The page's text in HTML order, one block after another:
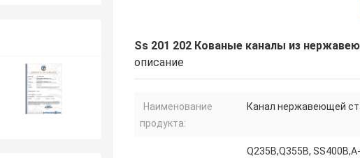
Ss 201 202 Кованые каналы из
описание
Наименование
продукта:
Канал нержавеющей
Q235B,Q355B,